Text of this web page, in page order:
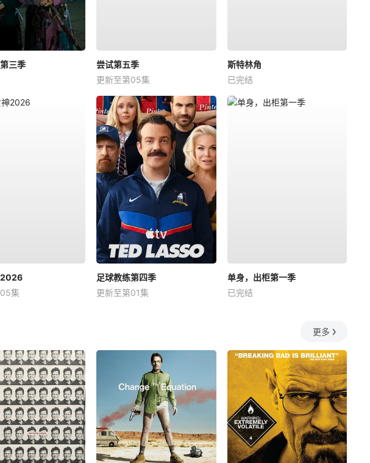
三季
尝试第五季
更新至第05集
斯特林角
已完结
2026
集
足球教练第四季
更新至第01集
单身，出柜第一季
已完结
更多